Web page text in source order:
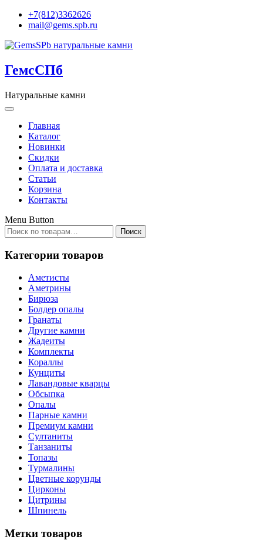
+7(812)3362626
mail@gems.spb.ru
ГемсСПб
Натуральные камни
Главная
Каталог
Новинки
Скидки
Оплата и доставка
Статьи
Корзина
Контакты
Menu Button
Искать:
Поиск
Категории товаров
Аметисты
Аметрины
Бирюза
Болдер опалы
Гранаты
Другие камни
Жадеиты
Комплекты
Кораллы
Кунциты
Лавандовые кварцы
Обсыпка
Опалы
Парные камни
Премиум камни
Султаниты
Танзаниты
Топазы
Турмалины
Цветные корунды
Цирконы
Цитрины
Шпинель
Метки товаров